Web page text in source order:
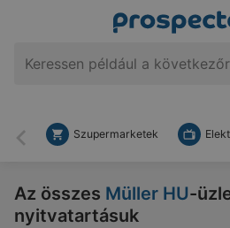
Vissza
Szupermarketek
Az összes Müller HU-
nyitvatartásuk